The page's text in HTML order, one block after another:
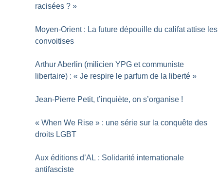
racisées ? »
Moyen-Orient : La future dépouille du califat attise les
convoitises
Arthur Aberlin (milicien YPG et communiste
libertaire) : « Je respire le parfum de la liberté »
Jean-Pierre Petit, t’inquiète, on s’organise !
« When We Rise » : une série sur la conquête des
droits LGBT
Aux éditions d’AL : Solidarité internationale
antifasciste